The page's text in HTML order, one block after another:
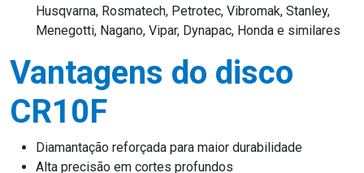
Husqvarna, Rosmatech, Petrotec, Vibromak, Stanley,
Menegotti, Nagano, Vipar, Dynapac, Honda e similares
Vantagens do disco
CR10F
Diamantação reforçada para maior durabilidade
Alta precisão em cortes profundos